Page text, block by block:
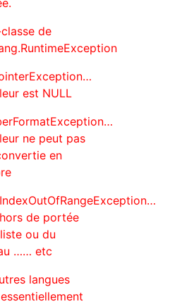
de
est NULL
ne peut pas
en
de portée
ou du
…… etc
langues